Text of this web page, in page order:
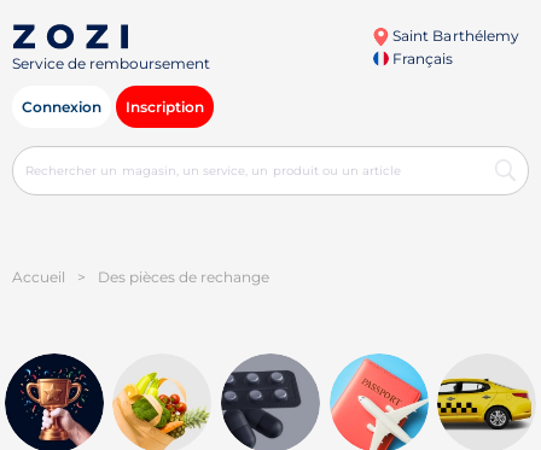
Service de remboursement
Saint Barthélemy
Français
Connexion Inscription
Accueil > Des pièces de rechange